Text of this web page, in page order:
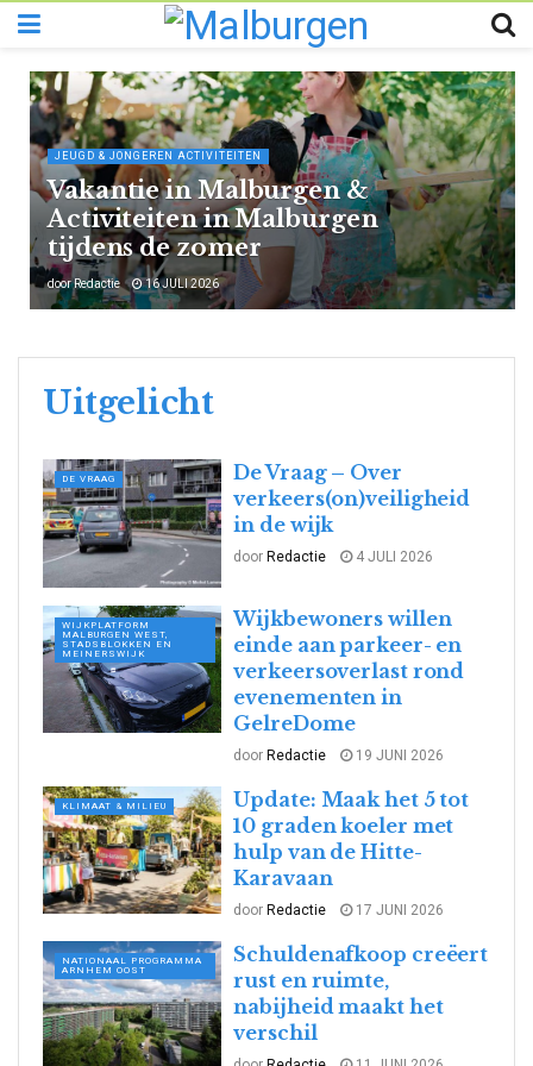
JEUGD & JONGEREN ACTIVITEITEN
Vakantie in Malburgen &
Activiteiten in Malburgen
tijdens de zomer
doorRedactie 16 JULI 2026
Uitgelicht
DE VRAAG
De Vraag – Over
verkeers(on)veiligheid
in de wijk
door Redactie 4 JULI 2026
WIJKPLATFORM
MALBURGEN WEST,
STADSBLOKKEN EN
MEINERSWIJK
Wijkbewoners willen
einde aan parkeer- en
verkeersoverlast rond
evenementen in
GelreDome
door Redactie 19 JUNI 2026
KLIMAAT & MILIEU
Update: Maak het 5 tot
10 graden koeler met
hulp van de Hitte-
Karavaan
door Redactie 17 JUNI 2026
NATIONAAL PROGRAMMA
ARNHEM OOST
Schuldenafkoop creëert
rust en ruimte,
nabijheid maakt het
verschil